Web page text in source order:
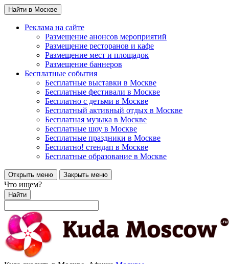
Найти в Москве
Реклама на сайте
Размещение анонсов мероприятий
Размещение ресторанов и кафе
Размещение мест и площадок
Размещение баннеров
Бесплатные события
Бесплатные выставки в Москве
Бесплатные фестивали в Москве
Бесплатно с детьми в Москве
Бесплатный активный отдых в Москве
Бесплатная музыка в Москве
Бесплатные шоу в Москве
Бесплатные праздники в Москве
Бесплатно! стендап в Москве
Бесплатные образование в Москве
Открыть меню Закрыть меню
Что ищем?
Найти